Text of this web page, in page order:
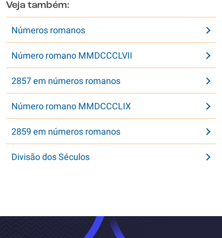
Veja também:
Números romanos
Número romano MMDCCCLVII
2857 em números romanos
Número romano MMDCCCLIX
2859 em números romanos
Divisão dos Séculos